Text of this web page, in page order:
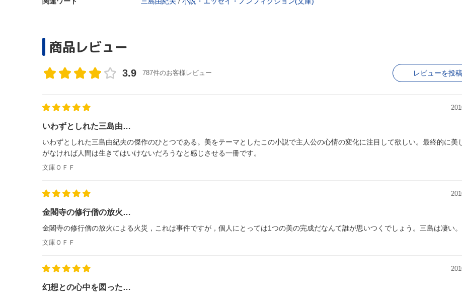
商品レビュー
3.9 787件のお客様レビュー レビューを投稿
いわずとしれた三島由…
いわずとしれた三島由紀夫の傑作のひとつである。美をテーマとしたこの小説で主人公の心情の変化に注目して欲しい。最終的に美
がなければ人間は生きてはいけないだろうなと感じさせる一冊です。
文庫ＯＦＦ
金閣寺の修行僧の放火…
金閣寺の修行僧の放火による火災，これは事件ですが，個人にとっては1つの美の完成だなんて誰が思いつくでしょう。三島は凄い。
文庫ＯＦＦ
幻想との心中を図った…